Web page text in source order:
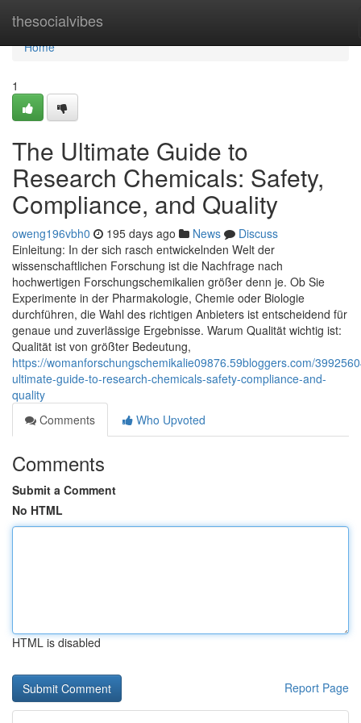
thesocialvibes
Home
Home
1
The Ultimate Guide to
Research Chemicals: Safety,
Compliance, and Quality
oweng196vbh0 195 days ago News
Discuss
Einleitung: In der sich rasch entwickelnden Welt der
wissenschaftlichen Forschung ist die Nachfrage nach
hochwertigen Forschungschemikalien größer denn je. Ob Sie
Experimente in der Pharmakologie, Chemie oder Biologie
durchführen, die Wahl des richtigen Anbieters ist entscheidend für
genaue und zuverlässige Ergebnisse. Warum Qualität wichtig ist:
Qualität ist von größter Bedeutung,
https://womanforschungschemikalie09876.59bloggers.com/
ultimate-guide-to-research-chemicals-safety-compliance-and-
quality
Comments
Who Upvoted
Comments
Submit a Comment
No HTML
HTML is disabled
Report Page